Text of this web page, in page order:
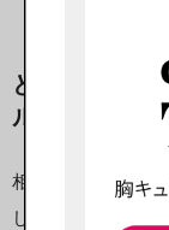
どちらかが会
ル』
相手がどこにいる
しかかります。会